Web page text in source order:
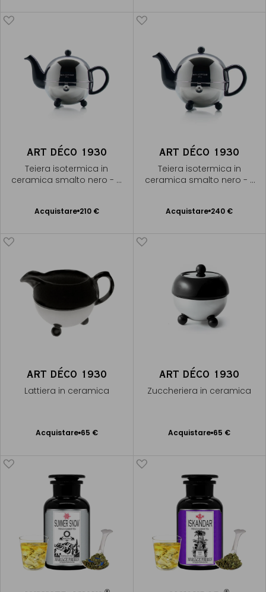
ART DÉCO 1930
Teiera isotermica in
ceramica smalto nero - 5
Acquistare 210 €
Aggiungere
ART DÉCO 1930
Teiera isotermica in
ceramica smalto nero - 7
Acquistare 240 €
Aggiungere
ART DÉCO 1930
Lattiera in ceramica
Acquistare 65 €
Aggiungere
ART DÉCO 1930
Zuccheriera in ceramica
Acquistare 65 €
Aggiungere